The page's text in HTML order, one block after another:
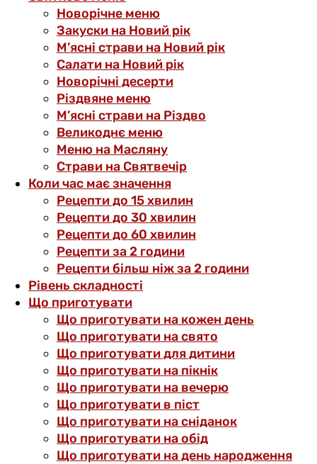
Новорічне меню
Закуски на Новий рік
М’ясні страви на Новий рік
Салати на Новий рік
Новорічні десерти
Різдвяне меню
М’ясні страви на Різдво
Великоднє меню
Меню на Масляну
Страви на Святвечір
Коли час має значення
Рецепти до 15 хвилин
Рецепти до 30 хвилин
Рецепти до 60 хвилин
Рецепти за 2 години
Рецепти більш ніж за 2 години
Рівень складності
Що приготувати
Що приготувати на кожен день
Що приготувати на свято
Що приготувати для дитини
Що приготувати на пікнік
Що приготувати на вечерю
Що приготувати в піст
Що приготувати на сніданок
Що приготувати на обід
Що приготувати на день народження